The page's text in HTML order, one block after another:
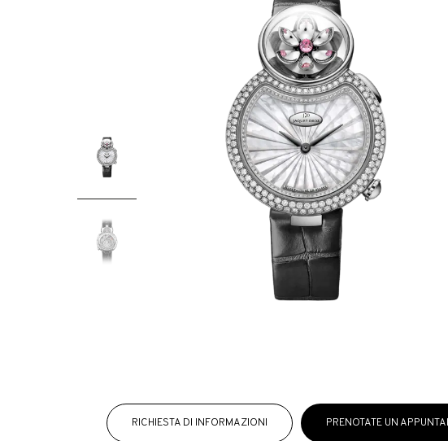
RICHIESTA DI INFORMAZIONI PRENOTATE UN